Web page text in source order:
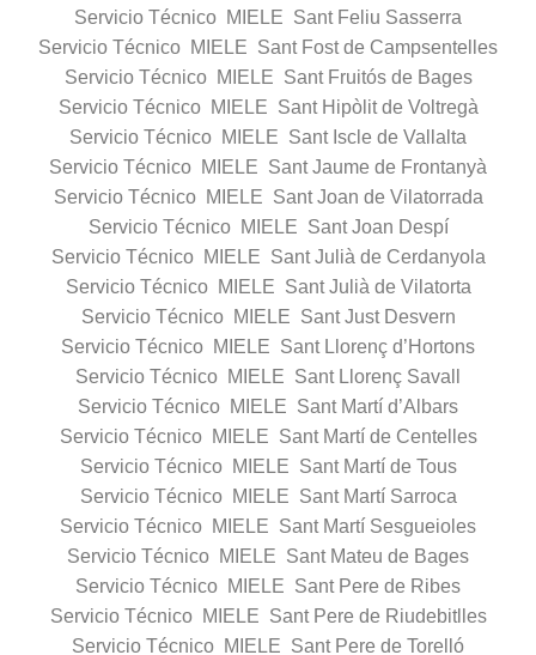
Servicio Técnico MIELE Sant Feliu Sasserra
Servicio Técnico MIELE Sant Fost de Campsentelles
Servicio Técnico MIELE Sant Fruitós de Bages
Servicio Técnico MIELE Sant Hipòlit de Voltregà
Servicio Técnico MIELE Sant Iscle de Vallalta
Servicio Técnico MIELE Sant Jaume de Frontanyà
Servicio Técnico MIELE Sant Joan de Vilatorrada
Servicio Técnico MIELE Sant Joan Despí
Servicio Técnico MIELE Sant Julià de Cerdanyola
Servicio Técnico MIELE Sant Julià de Vilatorta
Servicio Técnico MIELE Sant Just Desvern
Servicio Técnico MIELE Sant Llorenç d’Hortons
Servicio Técnico MIELE Sant Llorenç Savall
Servicio Técnico MIELE Sant Martí d’Albars
Servicio Técnico MIELE Sant Martí de Centelles
Servicio Técnico MIELE Sant Martí de Tous
Servicio Técnico MIELE Sant Martí Sarroca
Servicio Técnico MIELE Sant Martí Sesgueioles
Servicio Técnico MIELE Sant Mateu de Bages
Servicio Técnico MIELE Sant Pere de Ribes
Servicio Técnico MIELE Sant Pere de Riudebitlles
Servicio Técnico MIELE Sant Pere de Torelló